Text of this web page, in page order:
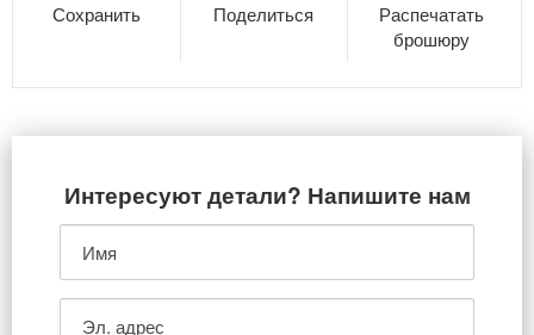
Сохранить Поделиться
Распечатать
брошюру
Интересуют детали? Напишите нам